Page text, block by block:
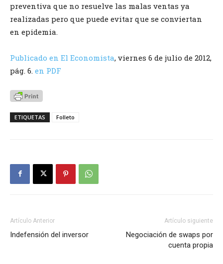
preventiva que no resuelve las malas ventas ya
realizadas pero que puede evitar que se conviertan
en epidemia.
Publicado en El Economista, viernes 6 de julio de 2012,
pág. 6. en PDF
ETIQUETAS Folleto
Artículo Anterior
Indefensión del inversor
Artículo siguiente
Negociación de swaps por
cuenta propia